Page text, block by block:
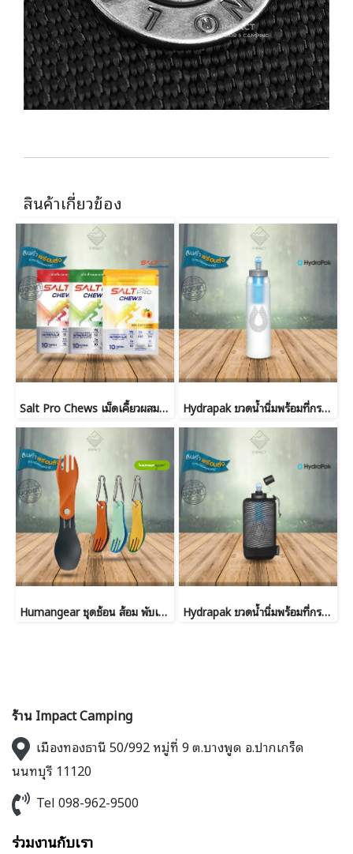
สินค้าเกี่ยวข้อง
Salt Pro Chews เม็ดเคี้ยวผสมเกลือแร่ Hydrapak ขวดน้ำนิ่มพร้อมที่กรอง UltraFlask+ Filter Kit 500ml
Humangear ชุดช้อน ส้อม พับเล็ก BIO SPIN Hydrapak ขวดน้ำนิ่มพร้อมที่กรอง PackFlask+™ 750ml
ร้าน Impact Camping
เมืองทองธานี 50/992 หมู่ที่ 9 ต.บางพูด อ.ปากเกร็ด
นนทบุรี 11120
Tel 098-962-9500
ร่วมงานกับเรา